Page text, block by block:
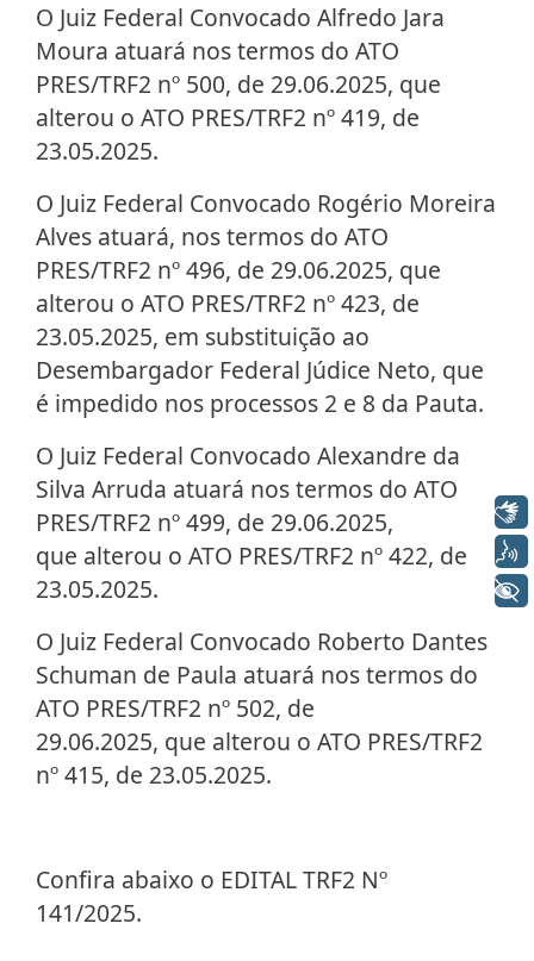
O Juiz Federal Convocado Alfredo Jara
Moura atuará nos termos do ATO
PRES/TRF2 nº 500, de 29.06.2025, que
alterou o ATO PRES/TRF2 nº 419, de
23.05.2025.
O Juiz Federal Convocado Rogério Moreira
Alves atuará, nos termos do ATO
PRES/TRF2 nº 496, de 29.06.2025, que
alterou o ATO PRES/TRF2 nº 423, de
23.05.2025, em substituição ao
Desembargador Federal Júdice Neto, que
é impedido nos processos 2 e 8 da Pauta.
O Juiz Federal Convocado Alexandre da
Silva Arruda atuará nos termos do ATO
PRES/TRF2 nº 499, de 29.06.2025,
que alterou o ATO PRES/TRF2 nº 422, de
23.05.2025.
O Juiz Federal Convocado Roberto Dantes
Schuman de Paula atuará nos termos do
ATO PRES/TRF2 nº 502, de
29.06.2025, que alterou o ATO PRES/TRF2
nº 415, de 23.05.2025.
Confira abaixo o EDITAL TRF2 Nº
141/2025.
Voz